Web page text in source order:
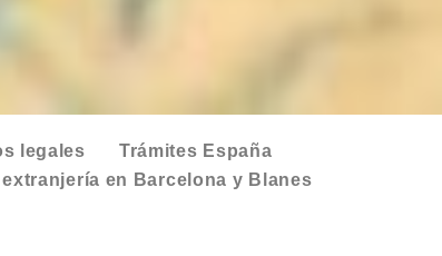
legales
Trámites España
en Barcelona y Blanes